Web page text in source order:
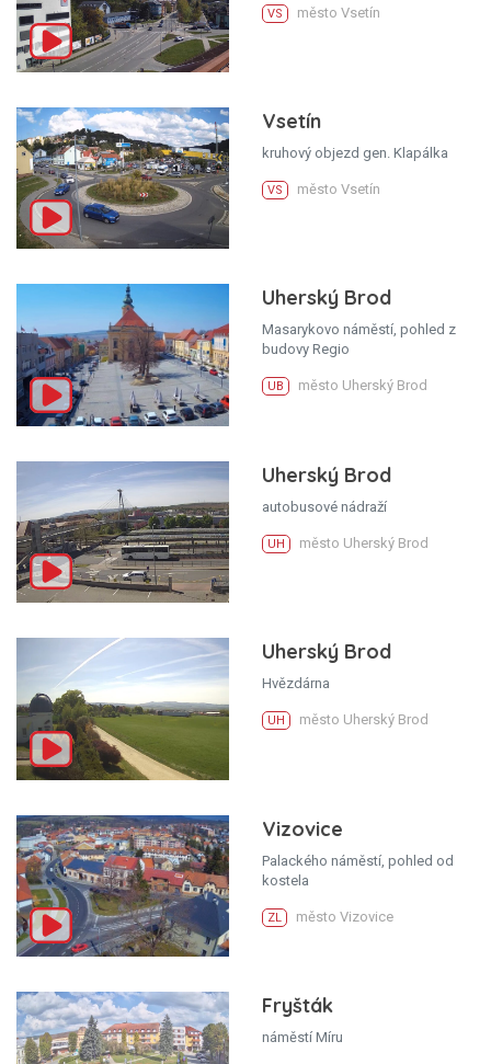
VS město Vsetín
Vsetín
kruhový objezd gen. Klapálka
VS město Vsetín
Uherský Brod
Masarykovo náměstí, pohled z
budovy Regio
UB město Uherský Brod
Uherský Brod
autobusové nádraží
UH město Uherský Brod
Uherský Brod
Hvězdárna
UH město Uherský Brod
Vizovice
Palackého náměstí, pohled od
kostela
ZL město Vizovice
Fryšták
náměstí Míru